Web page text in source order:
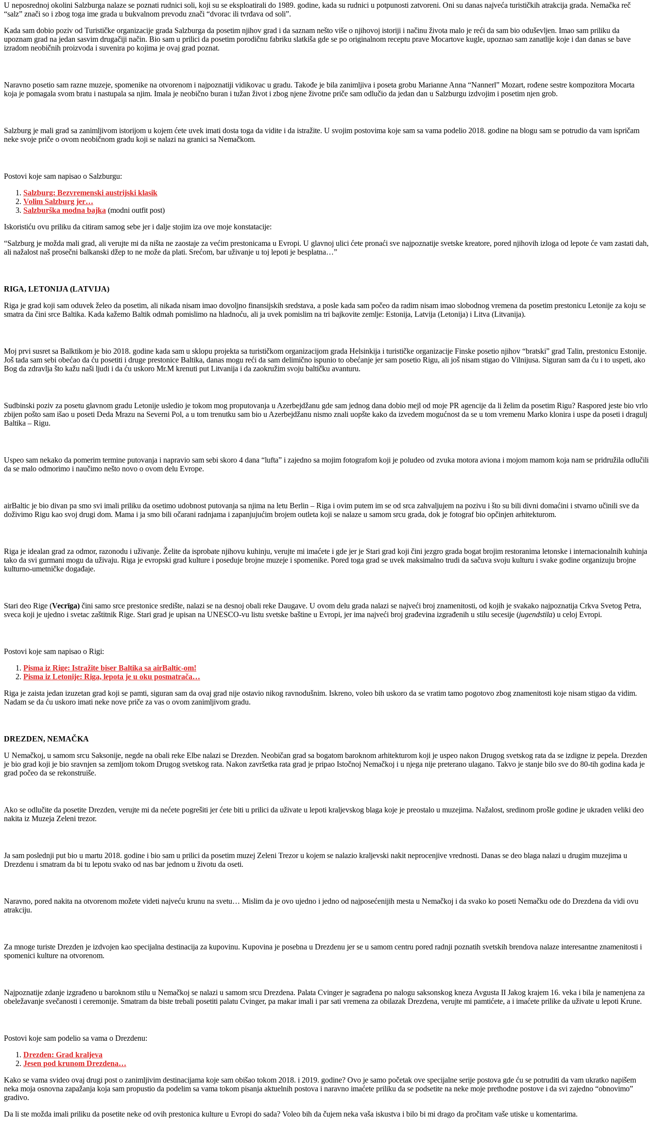
U neposrednoj okolini Salzburga nalaze se poznati rudnici soli, koji su se eksploatirali do 1989. godine, kada su rudnici u potpunosti zatvoreni. Oni su danas najveća turističkih atrakcija grada. Nemačka reč
“salz” znači so i zbog toga ime grada u bukvalnom prevodu znači “dvorac ili tvrđava od soli”.
Kada sam dobio poziv od Turističke organizacije grada Salzburga da posetim njihov grad i da saznam nešto više o njihovoj istoriji i načinu života malo je reći da sam bio oduševljen. Imao sam priliku da
upoznam grad na jedan sasvim drugačiji način. Bio sam u prilici da posetim porodičnu fabriku slatkiša gde se po originalnom receptu prave Mocartove kugle, upoznao sam zanatlije koje i dan danas se bave
izradom neobičnih proizvoda i suvenira po kojima je ovaj grad poznat.
Naravno posetio sam razne muzeje, spomenike na otvorenom i najpoznatiji vidikovac u gradu. Takođe je bila zanimljiva i poseta grobu Marianne Anna “Nannerl” Mozart, rođene sestre kompozitora Mocarta
koja je pomagala svom bratu i nastupala sa njim. Imala je neobično buran i tužan život i zbog njene životne priče sam odlučio da jedan dan u Salzburgu izdvojim i posetim njen grob.
Salzburg je mali grad sa zanimljivom istorijom u kojem ćete uvek imati dosta toga da vidite i da istražite. U svojim postovima koje sam sa vama podelio 2018. godine na blogu sam se potrudio da vam ispričam
neke svoje priče o ovom neobičnom gradu koji se nalazi na granici sa Nemačkom.
Postovi koje sam napisao o Salzburgu:
Salzburg: Bezvremenski austrijski klasik
Volim Salzburg jer…
Salzburška modna bajka (modni outfit post)
Iskoristiću ovu priliku da citiram samog sebe jer i dalje stojim iza ove moje konstatacije:
“Salzburg je možda mali grad, ali verujte mi da ništa ne zaostaje za većim prestonicama u Evropi. U glavnoj ulici ćete pronaći sve najpoznatije svetske kreatore, pored njihovih izloga od lepote će vam zastati dah,
ali nažalost naš prosečni balkanski džep to ne može da plati. Srećom, bar uživanje u toj lepoti je besplatna…”
RIGA, LETONIJA (LATVIJA)
Riga je grad koji sam oduvek želeo da posetim, ali nikada nisam imao dovoljno finansijskih sredstava, a posle kada sam počeo da radim nisam imao slobodnog vremena da posetim prestonicu Letonije za koju se
smatra da čini srce Baltika. Kada kažemo Baltik odmah pomislimo na hladnoću, ali ja uvek pomislim na tri bajkovite zemlje: Estonija, Latvija (Letonija) i Litva (Litvanija).
Moj prvi susret sa Balktikom je bio 2018. godine kada sam u sklopu projekta sa turističkom organizacijom grada Helsinkija i turističke organizacije Finske posetio njihov “bratski” grad Talin, prestonicu Estonije.
Još tada sam sebi obećao da ću posetiti i druge prestonice Baltika, danas mogu reći da sam delimično ispunio to obećanje jer sam posetio Rigu, ali još nisam stigao do Vilnijusa. Siguran sam da ću i to uspeti, ako
Bog da zdravlja što kažu naši ljudi i da ću uskoro Mr.M krenuti put Litvanija i da zaokružim svoju baltičku avanturu.
Sudbinski poziv za posetu glavnom gradu Letonije usledio je tokom mog proputovanja u Azerbejdžanu gde sam jednog dana dobio mejl od moje PR agencije da li želim da posetim Rigu? Raspored jeste bio vrlo
zbijen pošto sam išao u poseti Deda Mrazu na Severni Pol, a u tom trenutku sam bio u Azerbejdžanu nismo znali uopšte kako da izvedem mogućnost da se u tom vremenu Marko klonira i uspe da poseti i dragulj
Baltika – Rigu.
Uspeo sam nekako da pomerim termine putovanja i napravio sam sebi skoro 4 dana “lufta” i zajedno sa mojim fotografom koji je poludeo od zvuka motora aviona i mojom mamom koja nam se pridružila odlučili
da se malo odmorimo i naučimo nešto novo o ovom delu Evrope.
airBaltic je bio divan pa smo svi imali priliku da osetimo udobnost putovanja sa njima na letu Berlin – Riga i ovim putem im se od srca zahvaljujem na pozivu i što su bili divni domaćini i stvarno učinili sve da
doživimo Rigu kao svoj drugi dom. Mama i ja smo bili očarani radnjama i zapanjujućim brojem outleta koji se nalaze u samom srcu grada, dok je fotograf bio opčinjen arhitekturom.
Riga je idealan grad za odmor, razonodu i uživanje. Želite da isprobate njihovu kuhinju, verujte mi imaćete i gde jer je Stari grad koji čini jezgro grada bogat brojim restoranima letonske i internacionalnih kuhinja
tako da svi gurmani mogu da uživaju. Riga je evropski grad kulture i poseduje brojne muzeje i spomenike. Pored toga grad se uvek maksimalno trudi da sačuva svoju kulturu i svake godine organizuju brojne
kulturno-umetničke događaje.
Stari deo Rige (Vecrīga) čini samo srce prestonice središte, nalazi se na desnoj obali reke Daugave. U ovom delu grada nalazi se najveći broj znamenitosti, od kojih je svakako najpoznatija Crkva Svetog Petra,
sveca koji je ujedno i svetac zaštitnik Rige. Stari grad je upisan na UNESCO-vu listu svetske baštine u Evropi, jer ima najveći broj građevina izgrađenih u stilu secesije (jugendstila) u celoj Evropi.
Postovi koje sam napisao o Rigi:
Pisma iz Rige: Istražite biser Baltika sa airBaltic-om!
Pisma iz Letonije: Riga, lepota je u oku posmatrača…
Riga je zaista jedan izuzetan grad koji se pamti, siguran sam da ovaj grad nije ostavio nikog ravnodušnim. Iskreno, voleo bih uskoro da se vratim tamo pogotovo zbog znamenitosti koje nisam stigao da vidim.
Nadam se da ću uskoro imati neke nove priče za vas o ovom zanimljivom gradu.
DREZDEN, NEMAČKA
U Nemačkoj, u samom srcu Saksonije, negde na obali reke Elbe nalazi se Drezden. Neobičan grad sa bogatom baroknom arhitekturom koji je uspeo nakon Drugog svetskog rata da se izdigne iz pepela. Drezden
je bio grad koji je bio sravnjen sa zemljom tokom Drugog svetskog rata. Nakon završetka rata grad je pripao Istočnoj Nemačkoj i u njega nije preterano ulagano. Takvo je stanje bilo sve do 80-tih godina kada je
grad počeo da se rekonstruiše.
Ako se odlučite da posetite Drezden, verujte mi da nećete pogrešiti jer ćete biti u prilici da uživate u lepoti kraljevskog blaga koje je preostalo u muzejima. Nažalost, sredinom prošle godine je ukraden veliki deo
nakita iz Muzeja Zeleni trezor.
Ja sam poslednji put bio u martu 2018. godine i bio sam u prilici da posetim muzej Zeleni Trezor u kojem se nalazio kraljevski nakit neprocenjive vrednosti. Danas se deo blaga nalazi u drugim muzejima u
Drezdenu i smatram da bi tu lepotu svako od nas bar jednom u životu da oseti.
Naravno, pored nakita na otvorenom možete videti najveću krunu na svetu… Mislim da je ovo ujedno i jedno od najposećenijih mesta u Nemačkoj i da svako ko poseti Nemačku ode do Drezdena da vidi ovu
atrakciju.
Za mnoge turiste Drezden je izdvojen kao specijalna destinacija za kupovinu. Kupovina je posebna u Drezdenu jer se u samom centru pored radnji poznatih svetskih brendova nalaze interesantne znamenitosti i
spomenici kulture na otvorenom.
Najpoznatije zdanje izgrađeno u baroknom stilu u Nemačkoj se nalazi u samom srcu Drezdena. Palata Cvinger je sagrađena po nalogu saksonskog kneza Avgusta II Jakog krajem 16. veka i bila je namenjena za
obeležavanje svečanosti i ceremonije. Smatram da biste trebali posetiti palatu Cvinger, pa makar imali i par sati vremena za obilazak Drezdena, verujte mi pamtićete, a i imaćete prilike da uživate u lepoti Krune.
Postovi koje sam podelio sa vama o Drezdenu:
Drezden: Grad kraljeva
Jesen pod krunom Drezdena…
Kako se vama svideo ovaj drugi post o zanimljivim destinacijama koje sam obišao tokom 2018. i 2019. godine? Ovo je samo početak ove specijalne serije postova gde ću se potruditi da vam ukratko napišem
neka moja osnovna zapažanja koja sam propustio da podelim sa vama tokom pisanja aktuelnih postova i naravno imaćete priliku da se podsetite na neke moje prethodne postove i da svi zajedno “obnovimo”
gradivo.
Da li ste možda imali priliku da posetite neke od ovih prestonica kulture u Evropi do sada? Voleo bih da čujem neka vaša iskustva i bilo bi mi drago da pročitam vaše utiske u komentarima.